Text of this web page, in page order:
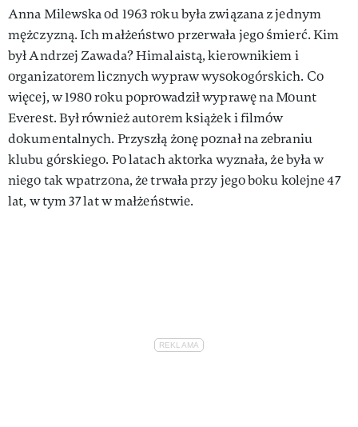
Anna Milewska od 1963 roku była związana z jednym
mężczyzną. Ich małżeństwo przerwała jego śmierć. Kim
był Andrzej Zawada? Himalaistą, kierownikiem i
organizatorem licznych wypraw wysokogórskich. Co
więcej, w 1980 roku poprowadził wyprawę na Mount
Everest. Był również autorem książek i filmów
dokumentalnych. Przyszłą żonę poznał na zebraniu
klubu górskiego. Po latach aktorka wyznała, że była w
niego tak wpatrzona, że trwała przy jego boku kolejne 47
lat, w tym 37 lat w małżeństwie.